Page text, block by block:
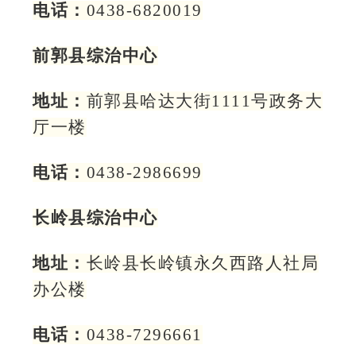
电话： 0438-6820019
前郭县综治中心
地址： 前郭县哈达大街1111号政务大
厅一楼
电话： 0438-2986699
长岭县综治中心
地址： 长岭县长岭镇永久西路人社局
办公楼
电话： 0438-7296661